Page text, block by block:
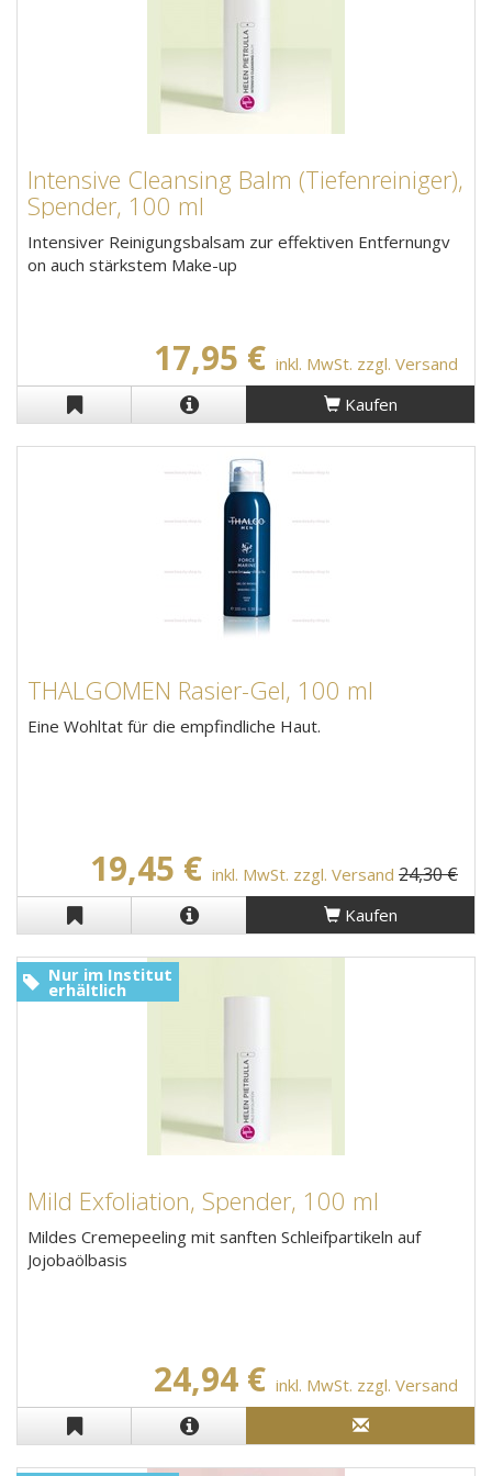
Intensive Cleansing Balm (Tiefenreiniger),
Spender, 100 ml
Intensiver Reinigungsbalsam zur effektiven Entfernungv
on auch stärkstem Make-up
17,95 € inkl. MwSt. zzgl. Versand
Kaufen
THALGOMEN Rasier-Gel, 100 ml
Eine Wohltat für die empfindliche Haut.
19,45 € inkl. MwSt. zzgl. Versand 24,30 €
Kaufen
Mild Exfoliation, Spender, 100 ml
Mildes Cremepeeling mit sanften Schleifpartikeln auf
Jojobaölbasis
24,94 € inkl. MwSt. zzgl. Versand
Nur im Institut
erhältlich